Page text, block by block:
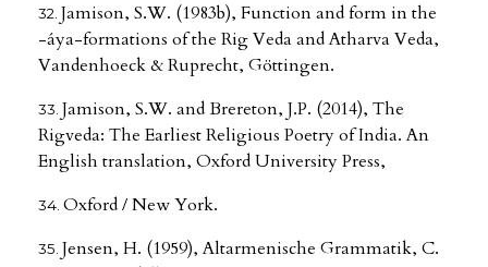
Jamison, S.W. (1983b), Function and form in the
-áya-formations of the Rig Veda and Atharva Veda,
Vandenhoeck & Ruprecht, Göttingen.
Jamison, S.W. and Brereton, J.P. (2014), The
Rigveda: The Earliest Religious Poetry of India. An
English translation, Oxford University Press,
Oxford / New York.
Jensen, H. (1959), Altarmenische Grammatik, C.